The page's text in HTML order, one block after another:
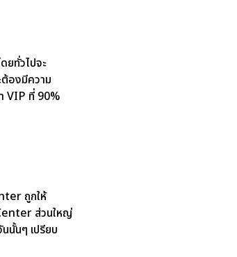
ยทั่วไปจะ
ต้องมีความ
VIP ที่ 90%
ถูกให้
ส่วนใหญ่
นั้นๆ เปรียบ